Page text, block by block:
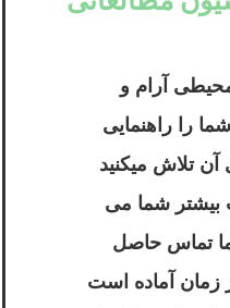
آرام و
را راهنمایی
آن تلاش میکنید
بیشتر شما می
ما تماس حاصل
زمان آماده است